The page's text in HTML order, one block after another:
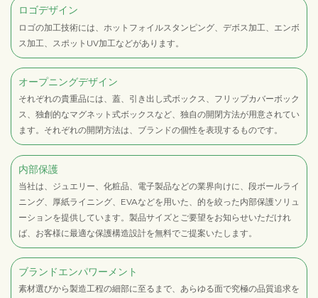
ロゴデザイン
ロゴの加工技術には、ホットフォイルスタンピング、デボス加工、エンボ
ス加工、スポットUV加工などがあります。
オープニングデザイン
それぞれの貴重品には、蓋、引き出し式ボックス、フリップカバーボック
ス、独創的なマグネット式ボックスなど、独自の開閉方法が用意されてい
ます。それぞれの開閉方法は、ブランドの個性を表現するものです。
内部保護
当社は、ジュエリー、化粧品、電子製品などの業界向けに、段ボールライ
ニング、厚紙ライニング、EVAなどを用いた、的を絞った内部保護ソリュ
ーションを提供しています。製品サイズとご要望をお知らせいただけれ
ば、お客様に最適な保護構造設計を無料でご提案いたします。
ブランドエンパワーメント
素材選びから製造工程の細部に至るまで、あらゆる面で究極の品質追求を